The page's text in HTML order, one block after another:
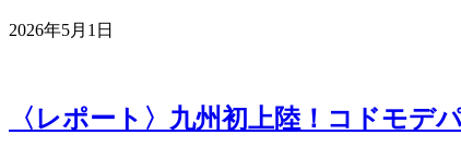
2026年5月1日
〈レポート〉九州初上陸！コドモデ